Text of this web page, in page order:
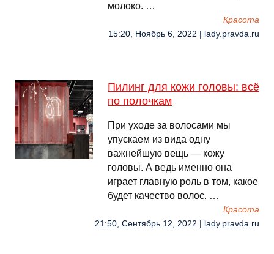
молоко. …
Красота
15:20, Ноябрь 6, 2022 | lady.pravda.ru
Пилинг для кожи головы: всё
по полочкам
При уходе за волосами мы
упускаем из вида о дну
важнейшую вещь — кожу
головы. А ведь именно она
играет главную роль в том, какое
будет качество волос. …
Красота
21:50, Сентябрь 12, 2022 | lady.pravda.ru